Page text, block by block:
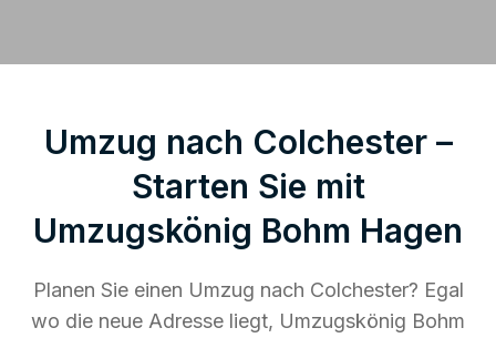
Umzug nach Colchester –
Starten Sie mit
Umzugskönig Bohm Hagen
Planen Sie einen Umzug nach Colchester? Egal
wo die neue Adresse liegt, Umzugskönig Bohm